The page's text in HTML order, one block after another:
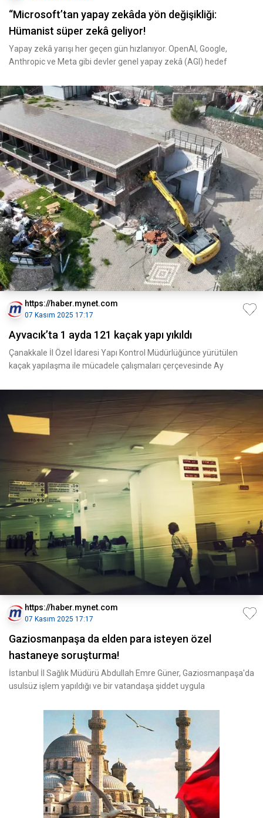
“Microsoft’tan yapay zekâda yön değişikliği:
Hümanist süper zekâ geliyor!
Yapay zekâ yarışı her geçen gün hızlanıyor. OpenAI, Google,
Anthropic ve Meta gibi devler genel yapay zekâ (AGI) hedef
https://haber.mynet.com
07 Kasım 2025 17:17
Ayvacık’ta 1 ayda 121 kaçak yapı yıkıldı
Çanakkale İl Özel İdaresi Yapı Kontrol Müdürlüğünce yürütülen
kaçak yapılaşma ile mücadele çalışmaları çerçevesinde Ay
https://haber.mynet.com
07 Kasım 2025 17:17
Gaziosmanpaşa da elden para isteyen özel
hastaneye soruşturma!
İstanbul İl Sağlık Müdürü Abdullah Emre Güner, Gaziosmanpaşa'da
usulsüz işlem yapıldığı ve bir vatandaşa şiddet uygula